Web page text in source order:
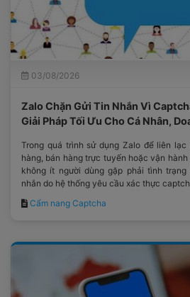
03/08/2026
Zalo Chặn Gửi Tin Nhắn Vì
Giải Pháp Tối Ưu Cho Cá Nhân,
Trong quá trình sử dụng Zalo để liên
hàng, bán hàng trực tuyến hoặc vận
không ít người dùng gặp phải tình
nhắn do hệ thống yêu cầu xác thực
Cẩm nang Captcha